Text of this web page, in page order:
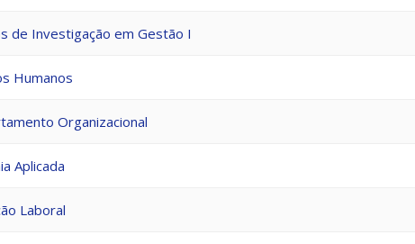
de Investigação em Gestão I
Humanos
Organizacional
Aplicada
Laboral